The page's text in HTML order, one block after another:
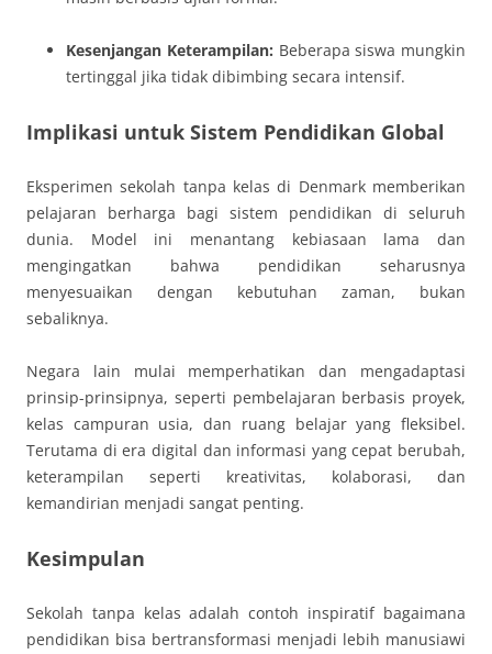
Kesenjangan Keterampilan: Beberapa siswa mungkin
tertinggal jika tidak dibimbing secara intensif.
Implikasi untuk Sistem Pendidikan Global
Eksperimen sekolah tanpa kelas di Denmark memberikan
pelajaran berharga bagi sistem pendidikan di seluruh
dunia. Model ini menantang kebiasaan lama dan
mengingatkan bahwa pendidikan seharusnya
menyesuaikan dengan kebutuhan zaman, bukan
sebaliknya.
Negara lain mulai memperhatikan dan mengadaptasi
prinsip-prinsipnya, seperti pembelajaran berbasis proyek,
kelas campuran usia, dan ruang belajar yang fleksibel.
Terutama di era digital dan informasi yang cepat berubah,
keterampilan seperti kreativitas, kolaborasi, dan
kemandirian menjadi sangat penting.
Kesimpulan
Sekolah tanpa kelas adalah contoh inspiratif bagaimana
pendidikan bisa bertransformasi menjadi lebih manusiawi